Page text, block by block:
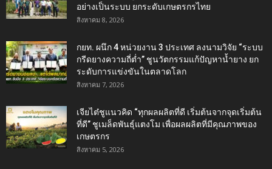
อย่างเป็นระบบ ยกระดับเกษตรกรไทย
สิงหาคม 8, 2026
กยท. ผนึก 4 หน่วยงาน 3 ประเทศ ลงนามวิจัย “ระบบ
กรีดยางความถี่ต่ำ” ชูนวัตกรรมแก้ปัญหาน้ำยาง ยก
ระดับการแข่งขันในตลาดโลก
สิงหาคม 7, 2026
เจียไต๋ชูแนวคิด “ทุกผลผลิตที่ดี เริ่มต้นจากจุดเริ่มต้น
ที่ดี” ชูเมล็ดพันธุ์แตงโม เพื่อผลผลิตที่มีคุณภาพของ
เกษตรกร
สิงหาคม 5, 2026